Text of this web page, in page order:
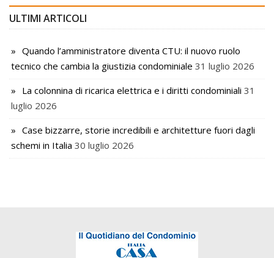
ULTIMI ARTICOLI
Quando l’amministratore diventa CTU: il nuovo ruolo
tecnico che cambia la giustizia condominiale 31 luglio 2026
La colonnina di ricarica elettrica e i diritti condominiali 31
luglio 2026
Case bizzarre, storie incredibili e architetture fuori dagli
schemi in Italia 30 luglio 2026